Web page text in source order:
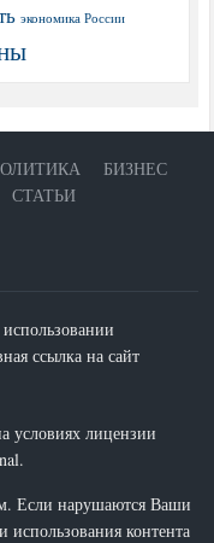
экономика России
БИЗНЕС
СТАТЬИ
ссылка на сайт
условиях лицензии
Если нарушаются Ваши
использования контента